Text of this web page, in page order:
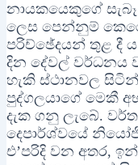
නායකයෙකුගේ සැබෑ
ලෙස පෙන්නුම්
පරිච්ඡේදයන් තුළ දී
දින දේවල් වර්ධනය
හැකි ස්ථානවල
පුද්ගලයාගේ මෙකී
දැක ගනු ලැබේ.
දෙපාර්ශ්වයේ
එ’පරිදි වන අතර,